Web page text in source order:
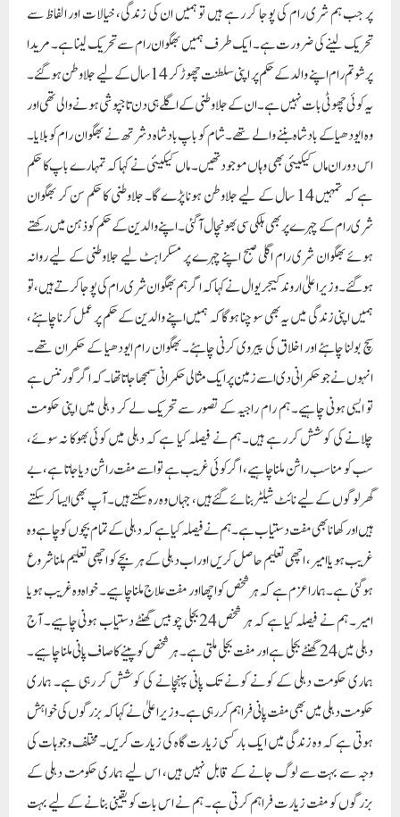
پر جب ہم شری رام کی پوجا کر رہے ہیں تو ہمیں ان کی زندگی، خیالات اور الفاظ سے
تحریک لینے کی ضرورت ہے۔ ایک طرف ہمیں بھگوان رام سے تحریک لینا ہے۔ مریدا
پرشوتم رام اپنے والد کے حکم پر اپنی سلطنت چھوڑ کر 14 سال کے لیے جلاوطن ہو گئے۔
یہ کوئی چھوٹی بات نہیں ہے۔ ان کے جلاوطنی کے اگلے ہی دن تاجپوشی ہونے والی تھی اور
وہ ایودھیا کے بادشاہ بننے والے تھے۔ شام کو باپ بادشاہ دشرتھ نے بھگوان رام کو بلایا۔
اس دوران ماں کیکیئی بھی وہاں موجود تھیں۔ ماں کیکیئی نے کہا کہ تمہارے باپ کا حکم
ہے کہ تمہیں 14 سال کے لیے جلاوطن ہونا پڑے گا۔ جلاوطنی کا حکم سن کر بھگوان
شری رام کے چہرے پر بھی ہلکی سی بھونچال آ گئی۔ اپنے والدین کے حکم کو ذہن میں رکھتے
ہوئے بھگوان شری رام اگلی صبح اپنے چہرے پر مسکراہٹ لیے جلاوطنی کے لیے روانہ
ہوگئے۔وزیر اعلیٰ اروند کیجریوال نے کہا کہ اگر ہم بھگوان شری رام کی پوجا کرتے ہیں، تو
ہمیں اپنی زندگی میں یہ بھی سوچنا ہوگا کہ ہمیں اپنے والدین کے حکم پر عمل کرنا چاہئے،
سچ بولنا چاہئے اور اخلاق کی پیروی کرنی چاہئے۔ بھگوان رام ایودھیا کے حکمران تھے۔
انہوں نے جو حکمرانی دی اسے زمین پر ایک مثالی حکمرانی سمجھا جاتا تھا۔کہ اگر گورننس ہے
تو ایسی ہونی چاہیے۔ ہم رام راجیہ کے تصور سے تحریک لے کر دہلی میں اپنی حکومت
چلانے کی کوشش کر رہے ہیں۔ ہم نے فیصلہ کیا ہے کہ دہلی میں کوئی بھوکا نہ سوئے،
سب کو مناسب راشن ملنا چاہیے، اگر کوئی غریب ہے تو اسے مفت راشن دیا جاتا ہے، بے
گھر لوگوں کے لیے نائٹ شیلٹر بنائے گئے ہیں، جہاں وہ رہ سکتے ہیں۔آپ بھی ایسا کر سکتے
ہیں اور کھانا بھی مفت دستیاب ہے۔ ہم نے فیصلہ کیا ہے کہ دہلی کے تمام بچوں کو چاہے وہ
غریب ہو یا امیر، اچھی تعلیم حاصل کریں اور اب دہلی کے ہر بچے کو اچھی تعلیم ملنا شروع
ہو گئی ہے۔ ہمارا عزم ہے کہ ہر شخص کو اچھا اور مفت علاج ملنا چاہیے۔ خواہ وہ غریب ہو یا
امیر۔ ہم نے فیصلہ کیا ہے کہ ہر شخص 24بجلی چوبیس گھنٹے دستیاب ہونی چاہیے۔ آج
دہلی میں 24 گھنٹے بجلی ہے اور مفت بجلی ملتی ہے۔ ہر شخص کو پینے کا صاف پانی ملنا چاہیے۔
ہماری حکومت دہلی کے کونے کونے تک پانی پہنچانے کی کوشش کر رہی ہے۔ ہماری
حکومت دہلی میں بھی مفت پانی فراہم کر رہی ہے۔وزیراعلیٰ نے کہا کہ بزرگوں کی خواہش
ہوتی ہے کہ وہ زندگی میں ایک بار کسی زیارت گاہ کی زیارت کریں۔ مختلف وجوہات کی
وجہ سے بہت سے لوگ جانے کے قابل نہیں ہیں، اس لیے ہماری حکومت دہلی کے
بزرگوں کو مفت زیارت فراہم کرتی ہے۔ ہم نے اس بات کو یقینی بنانے کے لیے بہت